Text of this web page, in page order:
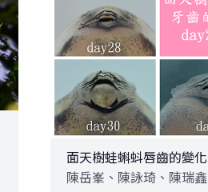
面天樹蛙蝌蚪唇齒的變化
陳岳峯、陳詠琦、陳瑞鑫